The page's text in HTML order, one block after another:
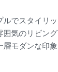
でスタイリッ
囲気のリビング
層モダンな印象